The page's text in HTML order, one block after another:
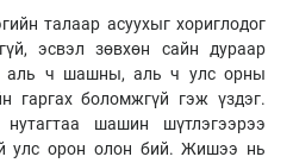
талаар асуухыг хориглодог
эсвэл зөвхөн сайн дураар
аль ч шашны, аль ч улс орны
гаргах боломжгүй гэж үздэг.
нутагтаа шашин шүтлэгээрээ
улс орон олон бий. Жишээ нь